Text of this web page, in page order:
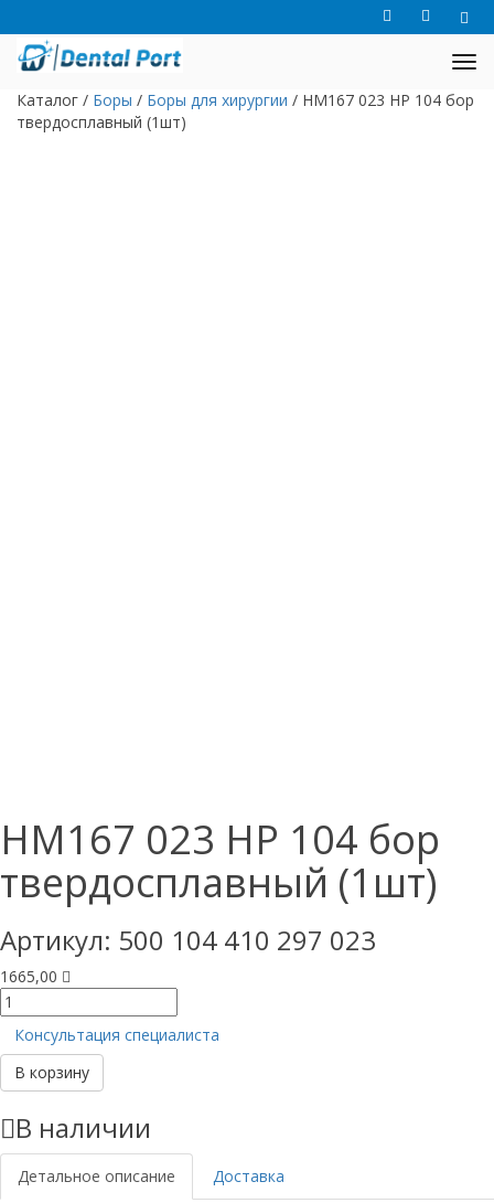
Каталог / Боры / Боры для хирургии / HM167 023 HP 104 бор
твердосплавный (1шт)
HM167 023 HP 104 бор
твердосплавный (1шт)
Артикул: 500 104 410 297 023
1665,00
Количество
товара
HM167
023
HP
бор
твердосплавный
(1шт)
Консультация специалиста
В корзину
В наличии
Детальное описание Доставка